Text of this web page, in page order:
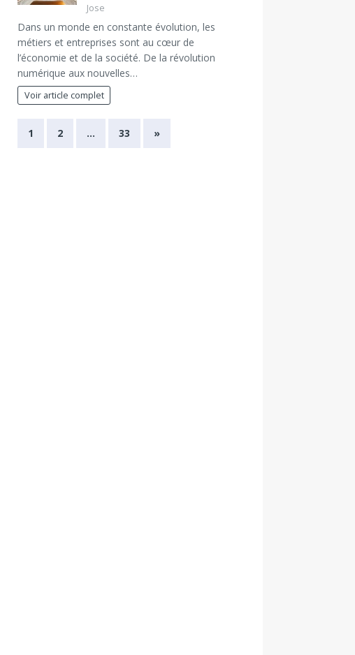
Jose
Dans un monde en constante évolution, les
métiers et entreprises sont au cœur de
l’économie et de la société. De la révolution
numérique aux nouvelles…
Voir article complet
1 2 … 33 »